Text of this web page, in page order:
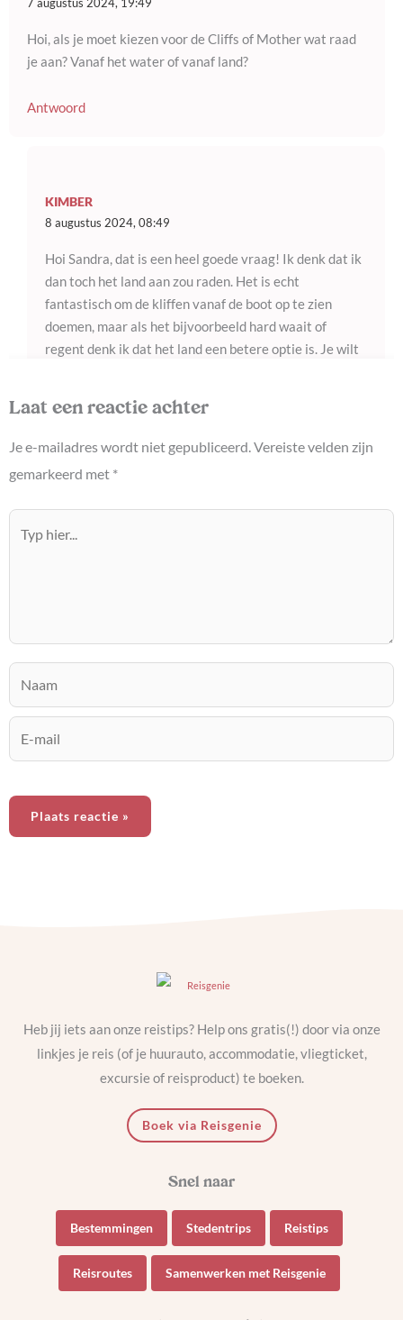
Hoi, als je moet kiezen voor de Cliffs of Mother wat raad
je aan? Vanaf het water of vanaf land?
Antwoord
KIMBER
8 augustus 2024, 08:49
Hoi Sandra, dat is een heel goede vraag! Ik denk dat ik
dan toch het land aan zou raden. Het is echt
fantastisch om de kliffen vanaf de boot op te zien
doemen, maar als het bijvoorbeeld hard waait of
regent denk ik dat het land een betere optie is. Je wilt
kliffen ook geweldig om te zien en het grote voordeel
is dat je ze dan op je eigen tempo kan verkennen.
Laat een reactie achter
Je e-mailadres wordt niet gepubliceerd.Vereiste velden zijn
gemarkeerd met *
hier...
mail
Heb jij iets aan onze reistips? Help ons gratis(!) door via onze
linkjes je reis (of je huurauto, accommodatie, vliegticket,
excursie of reisproduct) te boeken.
Boek via Reisgenie
Bestemmingen Stedentrips Reistips
Reisroutes Samenwerken met Reisgenie